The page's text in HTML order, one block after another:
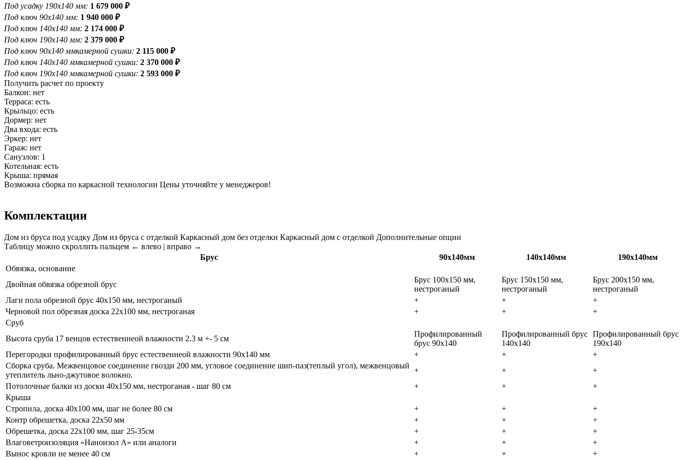
Под усадку 190x140 мм: 1 679 000 ₽
Под ключ 90x140 мм: 1 940 000 ₽
Под ключ 140x140 мм: 2 174 000 ₽
Под ключ 190x140 мм: 2 379 000 ₽
Под ключ 90x140 ммкамерной сушки: 2 115 000 ₽
Под ключ 140x140 ммкамерной сушки: 2 370 000 ₽
Под ключ 190x140 ммкамерной сушки: 2 593 000 ₽
Получить расчет по проекту
Балкон: нет
Терраса: есть
Крыльцо: есть
Дормер: нет
Два входа: есть
Эркер: нет
Гараж: нет
Санузлов: 1
Котельная: есть
Крыша: прямая
Возможна сборка по каркасной технологии Цены уточняйте у менеджеров!
Комплектации
Дом из бруса под усадку Дом из бруса с отделкой Каркасный дом без отделки Каркасный дом с отделкой Дополнительные опции
Таблицу можно скроллить пальцем ← влево | вправо →
Брус
90х140мм 140х140мм
190х140мм
Обвязка, основание
Двойная обвязка обрезной брус
Брус 100х150 мм,
нестроганый
Брус 150х150 мм,
нестроганый
Брус 200х150 мм,
нестроганый
Лаги пола обрезной брус 40х150 мм, нестроганый
+ +
+
Черновой пол обрезная доска 22х100 мм, нестроганая
+ +
+
Сруб
Высота сруба 17 венцов естественнеой влажности 2.3 м +- 5 см
Профилированный
брус 90х140
Профилированный брус
140х140
Профилированный брус
190х140
Перегородки профилированный брус естественнеой влажности 90х140 мм
+ +
+
Сборка сруба. Межвенцовое соединение гвозди 200 мм, угловое соединение шип-паз(теплый угол), межвенцовый
утеплитель льно-джутовое волокно.
+ +
+
Потолочные балки из доски 40х150 мм, нестроганая - шаг 80 см
+ +
+
Крыша
Стропила, доска 40х100 мм, шаг не более 80 см
+ +
+
Контр обрешетка, доска 22х50 мм
+ +
+
Обрешетка, доска 22х100 мм, шаг 25-35см
+ +
+
Влаговетроизоляция «Наноизол А» или аналоги
+ +
+
Вынос кровли не менее 40 см
+ +
+